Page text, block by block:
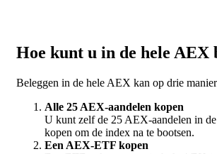
Hoe kunt u in de hele AEX
Beleggen in de hele AEX kan op drie
Alle 25 AEX-aandelen kopen
U kunt zelf de 25 AEX-aandelen in
kopen om de index na te bootsen.
Een AEX-ETF kopen